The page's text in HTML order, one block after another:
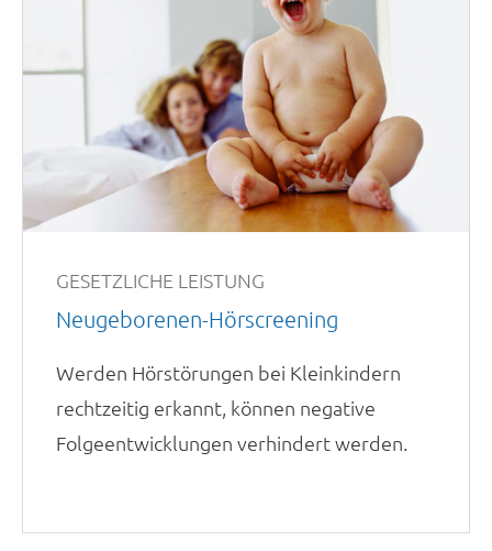
GESETZLICHE LEISTUNG
Neugeborenen-Hörscreening
Werden Hörstörungen bei Kleinkindern
rechtzeitig erkannt, können negative
Folgeentwicklungen verhindert werden.